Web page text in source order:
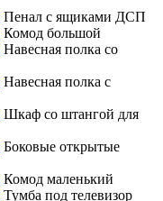
Пенал с ящиками ДСП
Комод большой
Навесная полка со
Навесная полка с
Шкаф со штангой для
Боковые открытые
Комод маленький
Тумба под телевизор